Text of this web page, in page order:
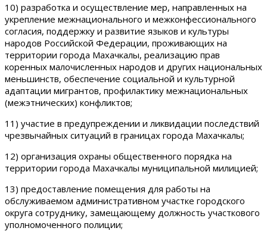
10) разработка и осуществление мер, направленных на
укрепление межнационального и межконфессионального
согласия, поддержку и развитие языков и культуры
народов Российской Федерации, проживающих на
территории города Махачкалы, реализацию прав
коренных малочисленных народов и других национальных
меньшинств, обеспечение социальной и культурной
адаптации мигрантов, профилактику межнациональных
(межэтнических) конфликтов;
11) участие в предупреждении и ликвидации последствий
чрезвычайных ситуаций в границах города Махачкалы;
12) организация охраны общественного порядка на
территории города Махачкалы муниципальной милицией;
13) предоставление помещения для работы на
обслуживаемом административном участке городского
округа сотруднику, замещающему должность участкового
уполномоченного полиции;